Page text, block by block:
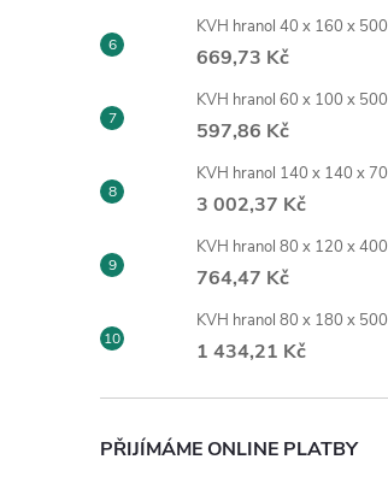
KVH hranol 40 x 160 x
669,73 Kč
KVH hranol 60 x 100 x
597,86 Kč
KVH hranol 140 x 140 x
3 002,37 Kč
KVH hranol 80 x 120 x
764,47 Kč
KVH hranol 80 x 180 x
1 434,21 Kč
PŘIJÍMÁME ONLINE PLATBY